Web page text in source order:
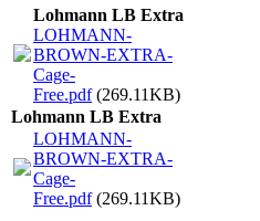
Lohmann LB Extra
LOHMANN-
BROWN-EXTRA-
Cage-
Free.pdf(269.11KB)
Lohmann LB Extra
LOHMANN-
BROWN-EXTRA-
Cage-
Free.pdf(269.11KB)